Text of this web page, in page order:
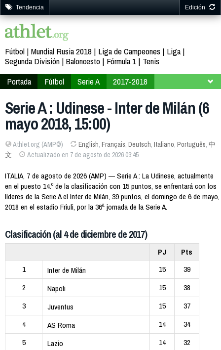
Tendencia Edición
Fútbol Mundial Rusia 2018 Liga de Campeones
Liga
Segunda División Baloncesto Fórmula 1
Tenis
Portada
Fútbol Serie A
2017-2018
Serie A : Udinese - Inter de Milán (6
mayo 2018, 15:00)
Athlet.org (AMP©) English, Français, Deutsch, Italiano, Português, 中
文
Actualizado en 7 de agosto de 2026 03:45
ITALIA, 7 de agosto de 2026 (AMP) — Serie A : La Udinese, actualmente
en el puesto 14.º de la clasificación con 15 puntos, se enfrentará con los
líderes de la Serie A el Inter de Milán, 39 puntos, el domingo de 6 de mayo,
2018 en el estadio Friuli, por la 36ª jornada de la Serie A.
Clasificación (al 4 de diciembre de 2017)
PJ
Pts
1
Inter de Milán 15
39
2
Napoli 15
38
3
Juventus 15
37
4
AS Roma 14
34
5
Lazio 14
32